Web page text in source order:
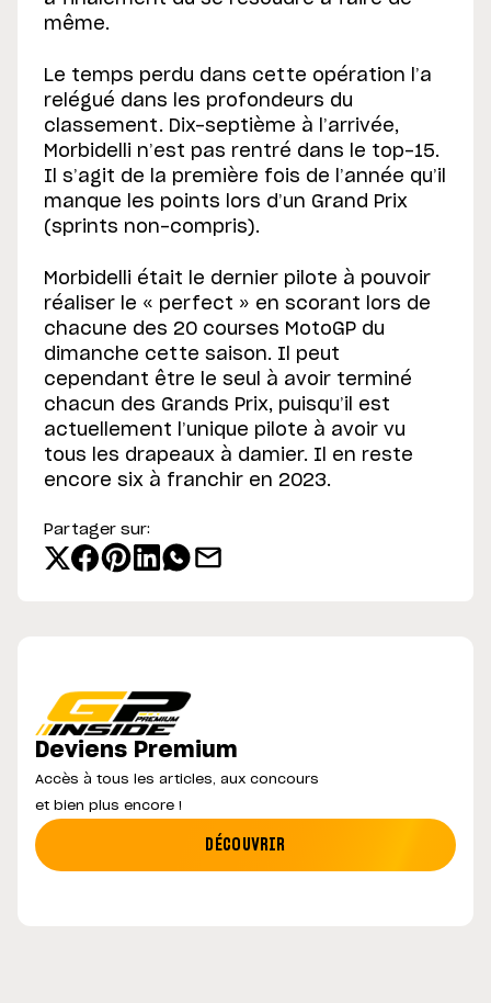
même.
Le temps perdu dans cette opération l’a
relégué dans les profondeurs du
classement. Dix-septième à l’arrivée,
Morbidelli n’est pas rentré dans le top-15.
Il s’agit de la première fois de l’année qu’il
manque les points lors d’un Grand Prix
(sprints non-compris).
Morbidelli était le dernier pilote à pouvoir
réaliser le « perfect » en scorant lors de
chacune des 20 courses MotoGP du
dimanche cette saison. Il peut
cependant être le seul à avoir terminé
chacun des Grands Prix, puisqu’il est
actuellement l’unique pilote à avoir vu
tous les drapeaux à damier. Il en reste
encore six à franchir en 2023.
Partager sur:
Deviens Premium
Accès à tous les articles, aux concours
et bien plus encore !
DÉCOUVRIR